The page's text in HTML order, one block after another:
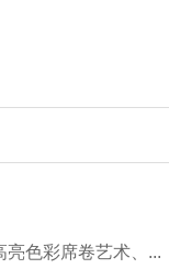
色彩席卷艺术、...